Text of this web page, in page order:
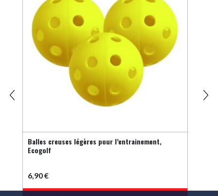
Balles creuses légères pour l’entrainement,
Ecogolf
6,90€